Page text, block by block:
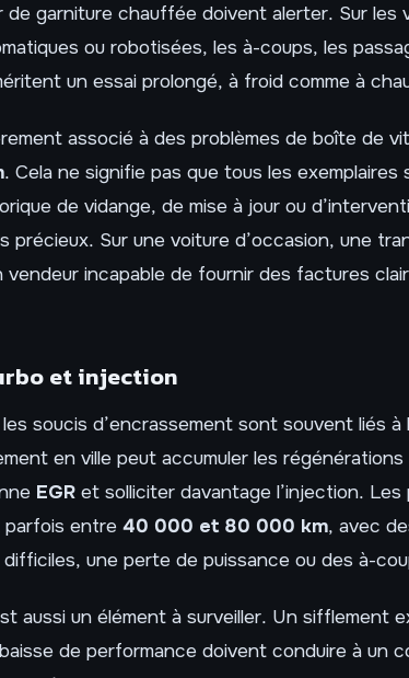
de garniture chauffée doivent alerter. Sur les
ou robotisées, les à-coups, les
un essai prolongé, à froid comme à
associé à des problèmes de boîte de
. Cela ne signifie pas que tous les exemplaires
de vidange, de mise à jour ou
précieux. Sur une voiture d’occasion, une
vendeur incapable de fournir des factures
et injection
soucis d’encrassement sont souvent liés à
en ville peut accumuler les
EGR et solliciter davantage l’injection. Les
parfois entre 40 000 et 80 000 km, avec
une perte de puissance ou des à-
aussi un élément à surveiller. Un sifflement
de performance doivent conduire à un